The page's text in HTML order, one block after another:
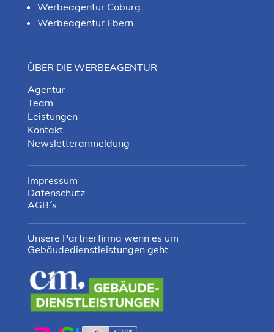
Werbeagentur Coburg
Werbeagentur Ebern
ÜBER DIE WERBEAGENTUR
Agentur
Team
Leistungen
Kontakt
Newsletteranmeldung
Impressum
Datenschutz
AGB´s
Unsere Partnerfirma wenn es um
Gebäudedienstleistungen geht